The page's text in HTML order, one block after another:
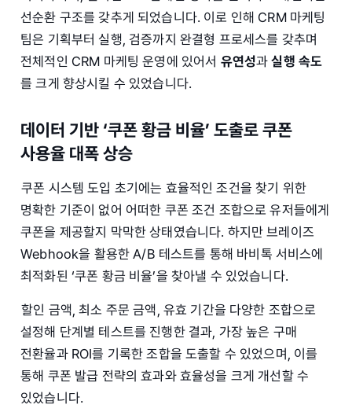
선순환 구조를 갖추게 되었습니다. 이로 인해 CRM 마케팅
팀은 기획부터 실행, 검증까지 완결형 프로세스를 갖추며
전체적인 CRM 마케팅 운영에 있어서 유연성과실행 속도
를 크게 향상시킬 수 있었습니다.
데이터 기반 ‘쿠폰 황금 비율’ 도출로 쿠폰
사용율 대폭 상승
쿠폰 시스템 도입 초기에는 효율적인 조건을 찾기 위한
명확한 기준이 없어 어떠한 쿠폰 조건 조합으로 유저들에게
쿠폰을 제공할지 막막한 상태였습니다. 하지만 브레이즈
Webhook을 활용한 A/B 테스트를 통해 바비톡 서비스에
최적화된 ‘쿠폰 황금 비율’을 찾아낼 수 있었습니다.
할인 금액, 최소 주문 금액, 유효 기간을 다양한 조합으로
설정해 단계별 테스트를 진행한 결과, 가장 높은 구매
전환율과 ROI를 기록한 조합을 도출할 수 있었으며, 이를
통해 쿠폰 발급 전략의 효과와 효율성을 크게 개선할 수
있었습니다.